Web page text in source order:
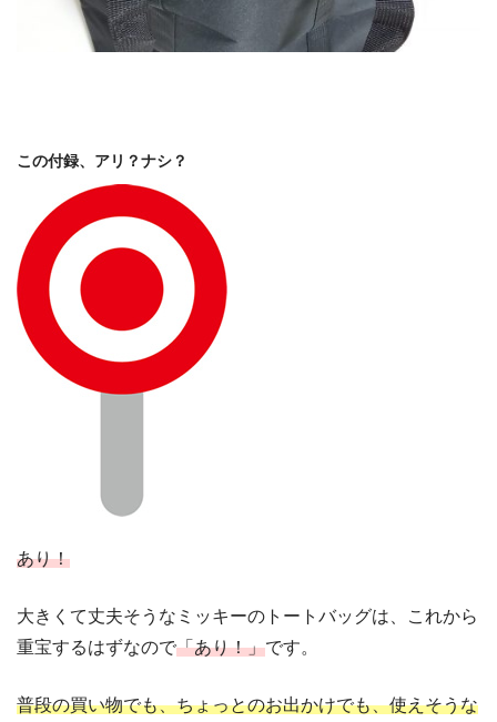
この付録、アリ？ナシ？
あり！
大きくて丈夫そうなミッキーのトートバッグは、これから
重宝するはずなので「あり！」です。
普段の買い物でも、ちょっとのお出かけでも、使えそうな